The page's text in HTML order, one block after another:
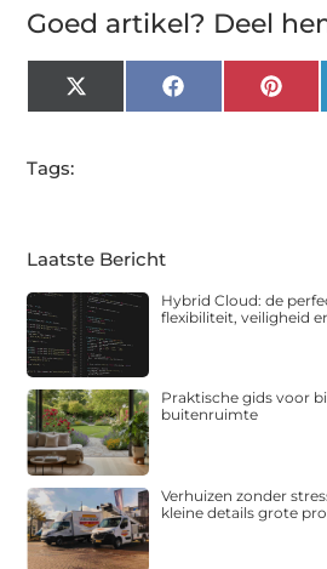
Goed artikel? Deel
X
(Twitter)
Facebook
Tags:
Laatste Bericht
Hybrid Cloud: de
flexibiliteit, veiligheid
Praktische gids voor
buitenruimte
Verhuizen zonder
kleine details grote